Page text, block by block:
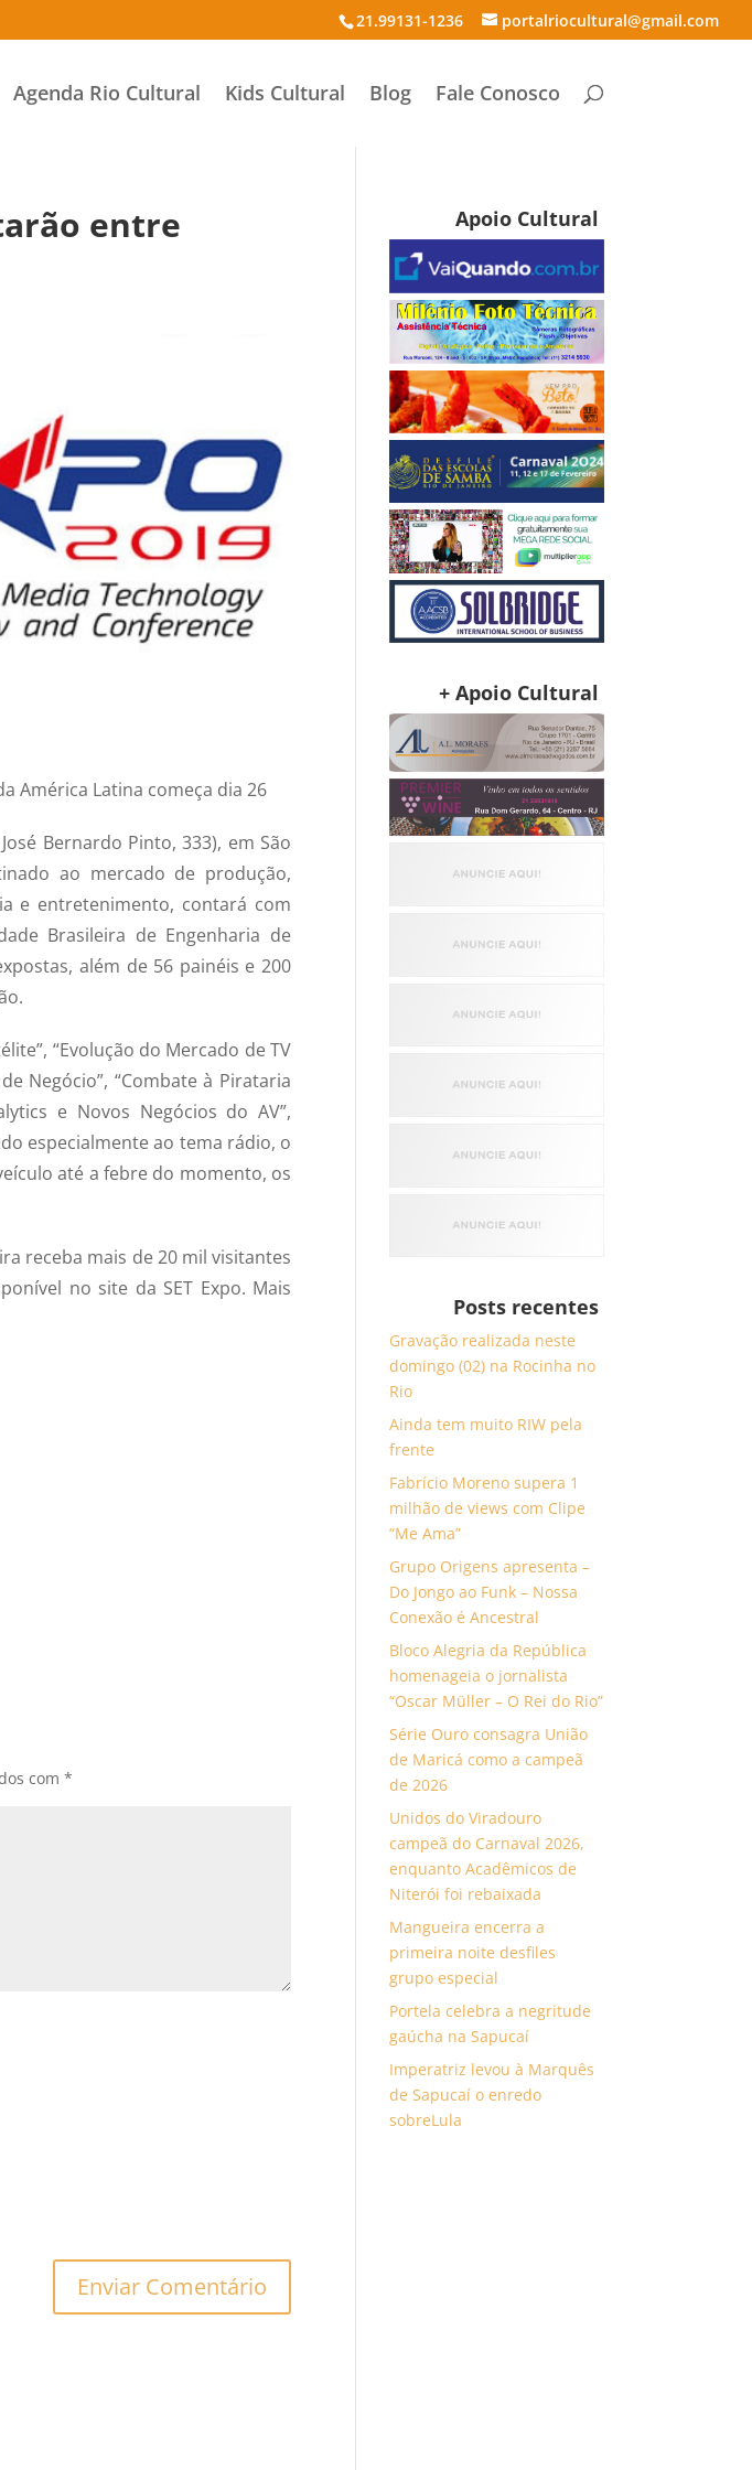
21.99131-1236 portalriocultural@gmail.com
Agenda Rio Cultural Kids Cultural Blog Fale Conosco
entre
América Latina começa dia 26
Bernardo Pinto, 333), em São
ao mercado de produção,
e entretenimento, contará com
Brasileira de Engenharia de
além de 56 painéis e 200
“Evolução do Mercado de TV
Negócio”, “Combate à Pirataria
e Novos Negócios do AV”,
especialmente ao tema rádio, o
até a febre do momento, os
receba mais de 20 mil visitantes
no site da SET Expo. Mais
com*
Apoio Cultural
+ Apoio Cultural
Posts recentes
Gravação realizada neste
domingo (02) na Rocinha no
Rio
Ainda tem muito RIW pela
frente
Fabrício Moreno supera 1
milhão de views com Clipe
“Me Ama”
Grupo Origens apresenta –
Do Jongo ao Funk – Nossa
Conexão é Ancestral
Bloco Alegria da República
homenageia o jornalista
“Oscar Müller – O Rei do Rio”
Série Ouro consagra União
de Maricá como a campeã
de 2026
Unidos do Viradouro
campeã do Carnaval 2026,
enquanto Acadêmicos de
Niterói foi rebaixada
Mangueira encerra a
primeira noite desfiles
grupo especial
Portela celebra a negritude
gaúcha na Sapucaí
Imperatriz levou à Marquês
de Sapucaí o enredo
sobreLula